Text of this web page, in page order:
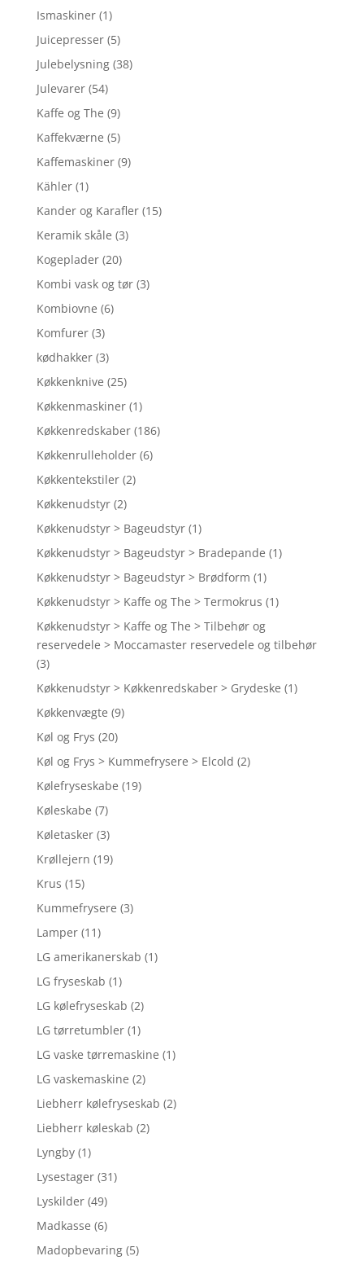
Ismaskiner (1)
Juicepresser (5)
Julebelysning (38)
Julevarer (54)
Kaffe og The (9)
Kaffekværne (5)
Kaffemaskiner (9)
Kähler (1)
Kander og Karafler (15)
Keramik skåle (3)
Kogeplader (20)
Kombi vask og tør (3)
Kombiovne (6)
Komfurer (3)
kødhakker (3)
Køkkenknive (25)
Køkkenmaskiner (1)
Køkkenredskaber (186)
Køkkenrulleholder (6)
Køkkentekstiler (2)
Køkkenudstyr (2)
Køkkenudstyr > Bageudstyr (1)
Køkkenudstyr > Bageudstyr > Bradepande (1)
Køkkenudstyr > Bageudstyr > Brødform (1)
Køkkenudstyr > Kaffe og The > Termokrus (1)
Køkkenudstyr > Kaffe og The > Tilbehør og
reservedele > Moccamaster reservedele og tilbehør
(3)
Køkkenudstyr > Køkkenredskaber > Grydeske (1)
Køkkenvægte (9)
Køl og Frys (20)
Køl og Frys > Kummefrysere > Elcold (2)
Kølefryseskabe (19)
Køleskabe (7)
Køletasker (3)
Krøllejern (19)
Krus (15)
Kummefrysere (3)
Lamper (11)
LG amerikanerskab (1)
LG fryseskab (1)
LG kølefryseskab (2)
LG tørretumbler (1)
LG vaske tørremaskine (1)
LG vaskemaskine (2)
Liebherr kølefryseskab (2)
Liebherr køleskab (2)
Lyngby (1)
Lysestager (31)
Lyskilder (49)
Madkasse (6)
Madopbevaring (5)